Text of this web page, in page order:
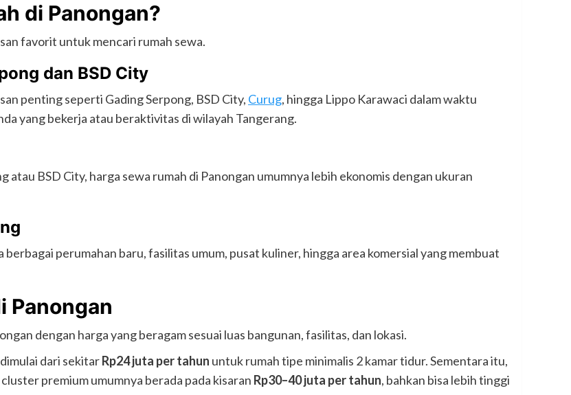
di Panongan?
favorit untuk mencari rumah sewa.
dan BSD City
penting seperti Gading Serpong, BSD City, Curug, hingga Lippo Karawaci dalam waktu
yang bekerja atau beraktivitas di wilayah Tangerang.
BSD City, harga sewa rumah di Panongan umumnya lebih ekonomis dengan ukuran
perumahan baru, fasilitas umum, pusat kuliner, hingga area komersial yang membuat
Panongan
dengan harga yang beragam sesuai luas bangunan, fasilitas, dan lokasi.
dari sekitarRp24 juta per tahun untuk rumah tipe minimalis 2 kamar tidur. Sementara itu,
premium umumnya berada pada kisaran Rp30–40 juta per tahun, bahkan bisa lebih tinggi